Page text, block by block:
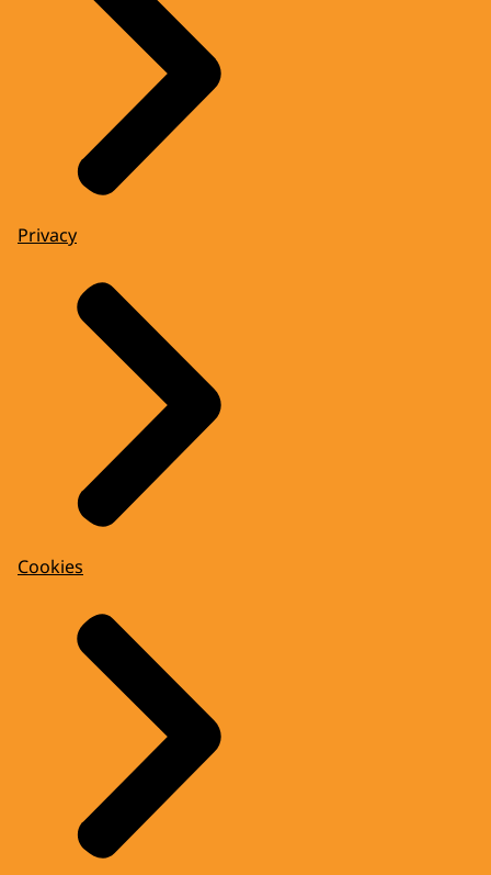
Privacy
Cookies